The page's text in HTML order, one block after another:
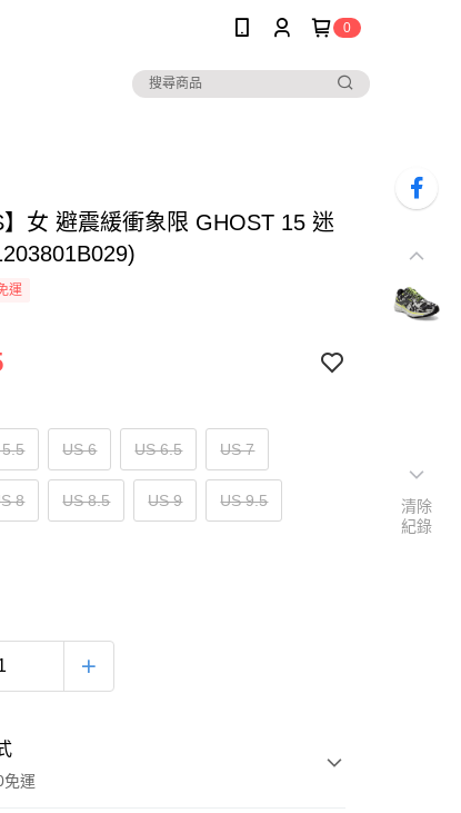
0
】女 避震緩衝象限 GHOST 15 迷
運
5.5 US 6 US 6.5 US 7
8 US 8.5 US 9 US 9.5
免運
清除
紀錄